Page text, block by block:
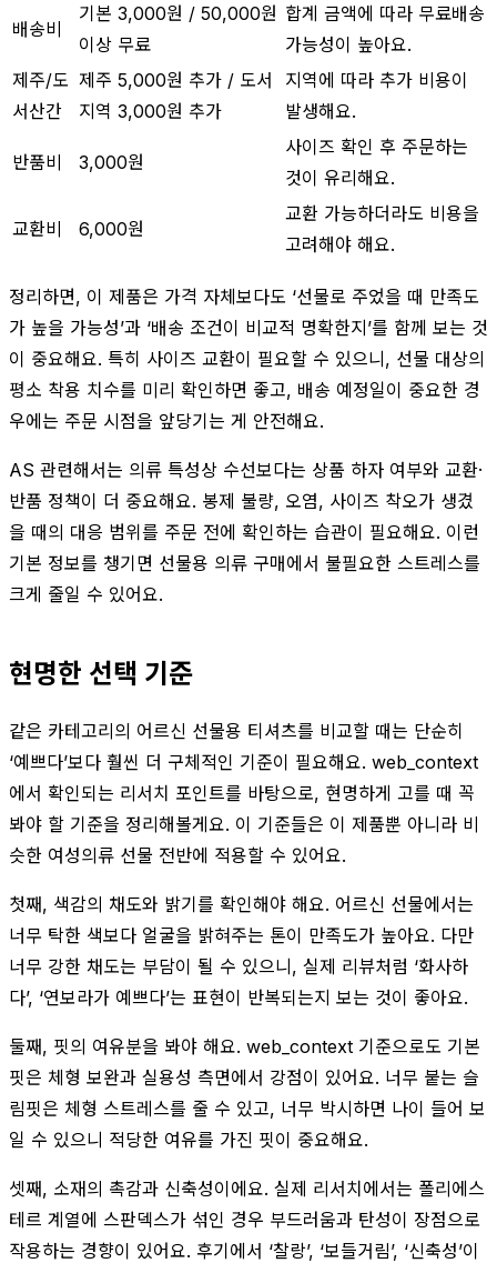
배송비
기본 3,000원 / 50,000원
이상 무료
합계 금액에 따라 무료배송
가능성이 높아요.
제주/도
서산간
제주 5,000원 추가 / 도서
지역 3,000원 추가
지역에 따라 추가 비용이
발생해요.
반품비 3,000원
사이즈 확인 후 주문하는
것이 유리해요.
교환비 6,000원
교환 가능하더라도 비용을
고려해야 해요.
정리하면, 이 제품은 가격 자체보다도 ‘선물로 주었을 때 만족도
가 높을 가능성’과 ‘배송 조건이 비교적 명확한지’를 함께 보는 것
이 중요해요. 특히 사이즈 교환이 필요할 수 있으니, 선물 대상의
평소 착용 치수를 미리 확인하면 좋고, 배송 예정일이 중요한 경
우에는 주문 시점을 앞당기는 게 안전해요.
AS 관련해서는 의류 특성상 수선보다는 상품 하자 여부와 교환·
반품 정책이 더 중요해요. 봉제 불량, 오염, 사이즈 착오가 생겼
을 때의 대응 범위를 주문 전에 확인하는 습관이 필요해요. 이런
기본 정보를 챙기면 선물용 의류 구매에서 불필요한 스트레스를
크게 줄일 수 있어요.
현명한 선택 기준
같은 카테고리의 어르신 선물용 티셔츠를 비교할 때는 단순히
‘예쁘다’보다 훨씬 더 구체적인 기준이 필요해요. web_context
에서 확인되는 리서치 포인트를 바탕으로, 현명하게 고를 때 꼭
봐야 할 기준을 정리해볼게요. 이 기준들은 이 제품뿐 아니라 비
슷한 여성의류 선물 전반에 적용할 수 있어요.
첫째, 색감의 채도와 밝기를 확인해야 해요. 어르신 선물에서는
너무 탁한 색보다 얼굴을 밝혀주는 톤이 만족도가 높아요. 다만
너무 강한 채도는 부담이 될 수 있으니, 실제 리뷰처럼 ‘화사하
다’, ‘연보라가 예쁘다’는 표현이 반복되는지 보는 것이 좋아요.
둘째, 핏의 여유분을 봐야 해요. web_context 기준으로도 기본
핏은 체형 보완과 실용성 측면에서 강점이 있어요. 너무 붙는 슬
림핏은 체형 스트레스를 줄 수 있고, 너무 박시하면 나이 들어 보
일 수 있으니 적당한 여유를 가진 핏이 중요해요.
셋째, 소재의 촉감과 신축성이에요. 실제 리서치에서는 폴리에스
테르 계열에 스판덱스가 섞인 경우 부드러움과 탄성이 장점으로
작용하는 경향이 있어요. 후기에서 ‘찰랑’, ‘보들거림’, ‘신축성’이